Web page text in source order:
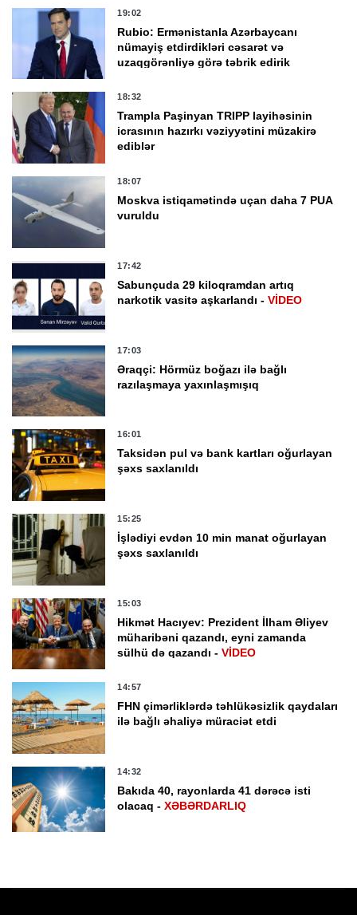
19:02
Rubio: Ermənistanla Azərbaycanı
nümayiş etdirdikləri cəsarət və
uzaqgörənliyə görə təbrik edirik
18:32
Trampla Paşinyan TRIPP layihəsinin
icrasının hazırkı vəziyyətini müzakirə
ediblər
18:07
Moskva istiqamətində uçan daha 7 PUA
vuruldu
17:42
Sabunçuda 29 kiloqramdan artıq
narkotik vasitə aşkarlandı -VİDEO
17:03
Əraqçi: Hörmüz boğazı ilə bağlı
razılaşmaya yaxınlaşmışıq
16:01
Taksidən pul və bank kartları oğurlayan
şəxs saxlanıldı
15:25
İşlədiyi evdən 10 min manat oğurlayan
şəxs saxlanıldı
15:03
Hikmət Hacıyev: Prezident İlham Əliyev
müharibəni qazandı, eyni zamanda
sülhü də qazandı -VİDEO
14:57
FHN çimərliklərdə təhlükəsizlik qaydaları
ilə bağlı əhaliyə müraciət etdi
14:32
Bakıda 40, rayonlarda 41 dərəcə isti
olacaq -XƏBƏRDARLIQ
iqtisadi və ticari əlaqələrin inkişafını